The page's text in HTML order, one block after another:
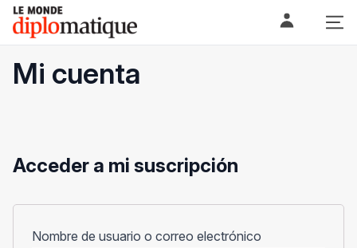
Skip
content
Le monde diplomatique
Mi cuenta
Acceder a mi suscripción
Nombre de usuario o correo electrónico